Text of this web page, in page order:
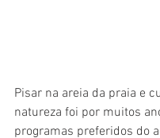
Pisar na areia da praia e
natureza foi por muitos
programas preferidos do